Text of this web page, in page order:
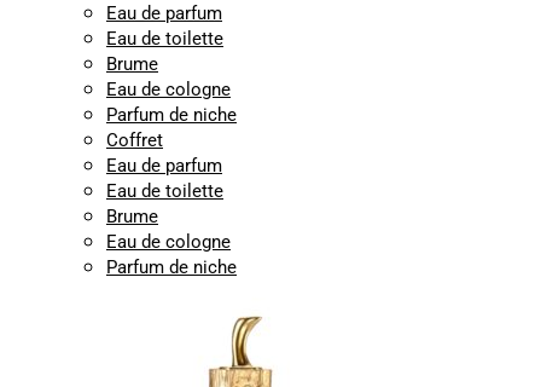
Eau de parfum
Eau de toilette
Brume
Eau de cologne
Parfum de niche
Coffret
Eau de parfum
Eau de toilette
Brume
Eau de cologne
Parfum de niche